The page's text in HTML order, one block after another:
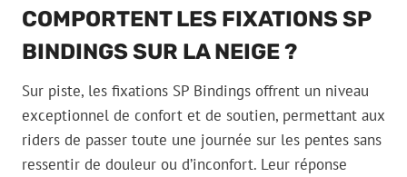
COMPORTENT LES FIXATIONS SP
BINDINGS SUR LA NEIGE ?
Sur piste, les fixations SP Bindings offrent un niveau
exceptionnel de confort et de soutien, permettant aux
riders de passer toute une journée sur les pentes sans
ressentir de douleur ou d’inconfort. Leur réponse